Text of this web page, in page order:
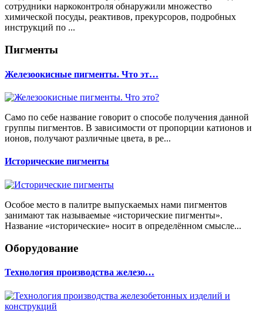
сотрудники наркоконтроля обнаружили множество
химической посуды, реактивов, прекурсоров, подробных
инструкций по ...
Пигменты
Железоокисные пигменты. Что эт…
Само по себе название говорит о способе получения данной
группы пигментов. В зависимости от пропорции катионов и
ионов, получают различные цвета, в ре...
Исторические пигменты
Особое место в палитре выпускаемых нами пигментов
занимают так называемые «исторические пигменты».
Название «исторические» носит в определённом смысле...
Оборудование
Технология производства железо…